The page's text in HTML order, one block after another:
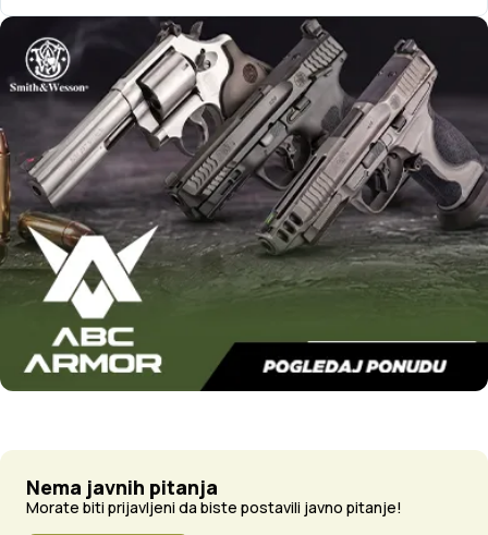
Nema javnih pitanja
Morate biti prijavljeni da biste postavili javno pitanje!